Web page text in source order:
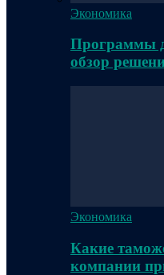
Экономика
Программы
обзор
Экономика
Какие
компании